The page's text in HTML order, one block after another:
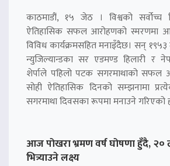
काठमाडौं, १५ जेठ । विश्वको सर्वोच्च
ऐतिहासिक सफल आरोहणको स्मरणमा
विविध कार्यक्रमसहित मनाइँदैछ। सन्
न्युजिल्यान्डका सर एडमण्ड हिलारी र
शेर्पाले पहिलो पटक सगरमाथाको सफल
सोही ऐतिहासिक दिनको सम्झनामा
सगरमाथा दिवसका रूपमा मनाउने गरिएको
आज पोखरा भ्रमण वर्ष घोषणा हुँदै,
भित्र्याउने लक्ष्य